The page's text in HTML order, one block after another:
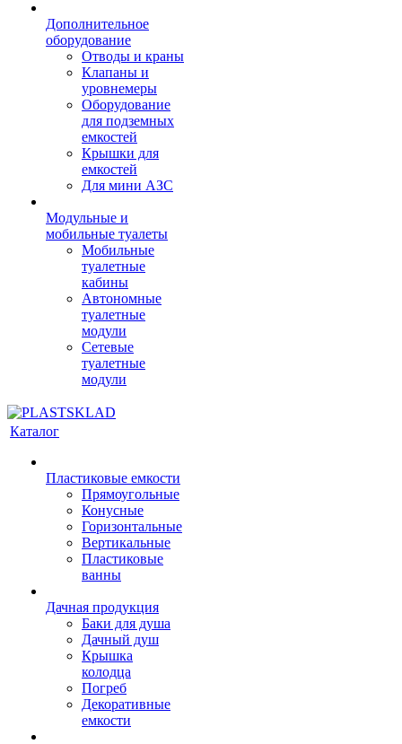
Дополнительное
оборудование
Отводы и краны
Клапаны и
уровнемеры
Оборудование
для подземных
емкостей
Крышки для
емкостей
Для мини АЗС
Модульные и
мобильные туалеты
Мобильные
туалетные
кабины
Автономные
туалетные
модули
Сетевые
туалетные
модули
Каталог
Пластиковые емкости
Прямоугольные
Конусные
Горизонтальные
Вертикальные
Пластиковые
ванны
Дачная продукция
Баки для душа
Дачный душ
Крышка
колодца
Погреб
Декоративные
емкости